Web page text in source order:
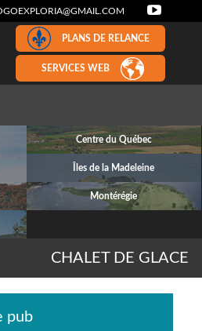
PLANS DE RELANCE
SERVICES WEB
Centre du Québec
Îles de la Madeleine
Montérégie
CHALET DE GLACE
pub